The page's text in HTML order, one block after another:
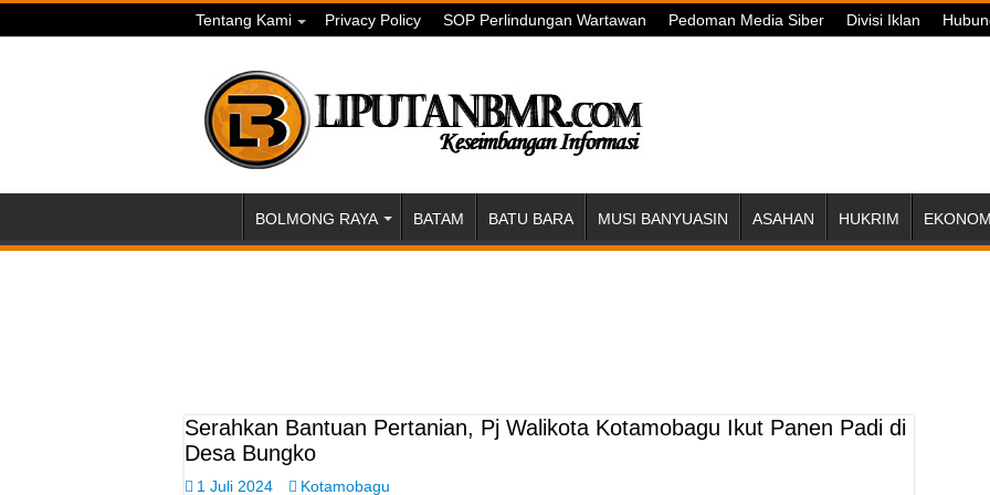
Tentang Kami Privacy Policy SOP Perlindungan Wartawan Pedoman Media Siber Divisi Iklan
BOLMONG RAYA BATAM BATU BARA MUSI BANYUASIN ASAHAN HUKRIM
Serahkan Bantuan Pertanian, Pj Walikota Kotamobagu Ikut Panen Padi di
Desa Bungko
1 Juli 2024
Kotamobagu